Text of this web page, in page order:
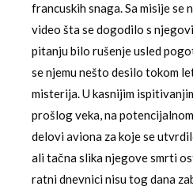
francuskih snaga. Sa misije se
video šta se dogodilo s
pitanju bilo rušenje usled
se njemu nešto desilo tokom
misterija. U kasnijim
prošlog veka, na
delovi aviona za koje se
ali tačna slika njegove smrti
ratni dnevnici nisu tog dana